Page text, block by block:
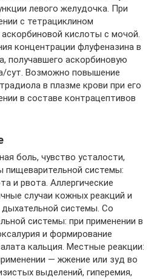
левого желудочка. При
с тетрациклином
кислоты с мочой.
концентрации флуфеназина в
получавшего аскорбиновую
сут. Возможно повышение
в плазме крови при его
в составе контрацептивов
боль, чувство усталости,
пищеварительной системы:
и рвота. Аллергические
случаи кожных реакций и
системы. Со
системы: при применении в
и формирование
кальция. Местные реакции:
— жжение или зуд во
выделений, гиперемия,